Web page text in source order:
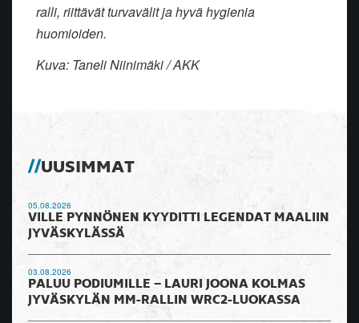
ralli, riittävät turvavälit ja hyvä hygienia
huomioiden.
Kuva: Taneli Niinimäki / AKK
UUSIMMAT
05.08.2026
VILLE PYNNÖNEN KYYDITTI LEGENDAT MAALIIN
JYVÄSKYLÄSSÄ
03.08.2026
PALUU PODIUMILLE – LAURI JOONA KOLMAS
JYVÄSKYLÄN MM-RALLIN WRC2-LUOKASSA